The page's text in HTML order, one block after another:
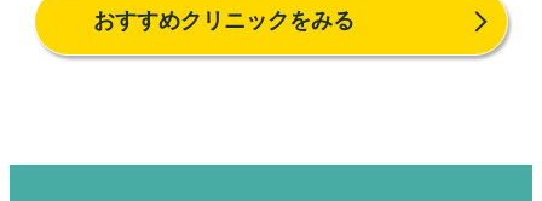
おすすめクリニックをみる